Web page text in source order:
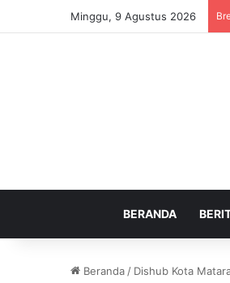
Minggu, 9 Agustus 2026
BERANDA
Beranda / Dishub Kota